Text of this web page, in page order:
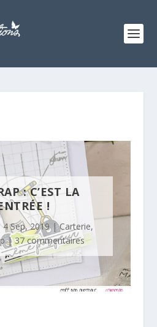
: C’EST LA
!
4 Sep, 2019|Carterie,
|37 commentaires